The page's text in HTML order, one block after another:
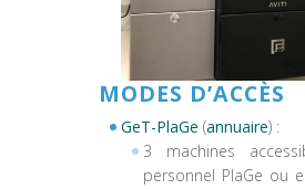
MODES D’ACCÈS
GeT-PlaGe (annuaire) :
3 machines
personnel PlaGe ou